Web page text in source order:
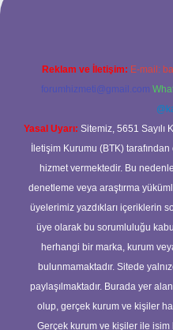
Reklam ve İletişim: E-mail:
forumhizmeti@gmail.com
Yasal Uyarı: Sitemiz, 5651 Sayılı
İletişim Kurumu (BTK)
hizmet vermektedir. Bu
denetleme veya araştırma
üyelerimiz yazdıkları içeriklerin
üye olarak bu sorumluluğu
herhangi bir marka, kurum
bulunmamaktadır. Sitede
paylaşılmaktadır. Burada yer
olup, gerçek kurum ve kişiler
Gerçek kurum ve kişiler ile